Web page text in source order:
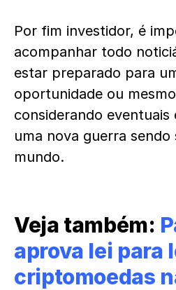
Por fim investidor, é
acompanhar todo
estar preparado para
oportunidade ou
considerando
uma nova guerra sendo
mundo.
Veja também:
aprova lei para
criptomoedas